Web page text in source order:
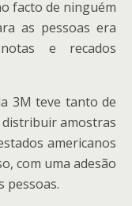
facto de ninguém
as pessoas era
e recados
3M teve tanto de
distribuir amostras
americanos
com uma adesão
pessoas.